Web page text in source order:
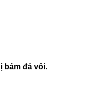
bám đá vôi.